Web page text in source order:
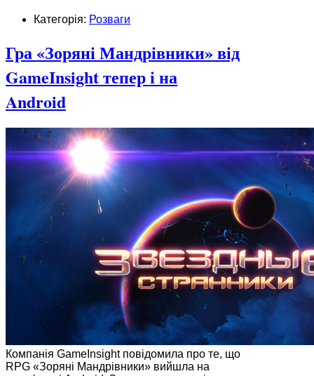
Категорія: Розваги
Гра «Зоряні Мандрівники» від
GameInsight тепер і на
Android
Компанія GameInsight повідомила про те, що
RPG «Зоряні Мандрівники» вийшла на